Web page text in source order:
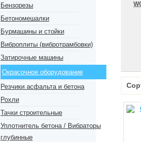
Бензорезы
Бетономешалки
Бурмашины и стойки
Виброплиты (вибротрамбовки)
Затирочные машины
Окрасочное оборудование
Резчики асфальта и бетона
Рохли
Тачки строительные
Уплотнитель бетона / Вибраторы
глубинные